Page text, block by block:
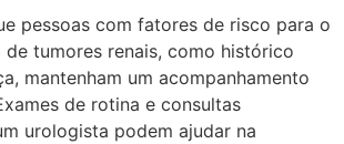
pessoas com fatores de risco para o
tumores renais, como histórico
mantenham um acompanhamento
de rotina e consultas
urologista podem ajudar na